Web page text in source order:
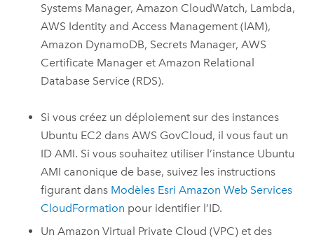
Systems Manager,Amazon CloudWatch, Lambda,
AWS Identity and Access Management (IAM),
Amazon DynamoDB, Secrets Manager,AWS
Certificate Manager etAmazon Relational
Database Service (RDS).
Si vous créez un déploiement sur des instances
Ubuntu EC2 dansAWS GovCloud, il vous faut un
IDAMI. Si vous souhaitez utiliser l’instance Ubuntu
AMI canonique de base, suivez les instructions
figurant dans Modèles Esri Amazon Web Services
CloudFormation pour identifier l’ID.
UnAmazon Virtual Private Cloud (VPC) et des